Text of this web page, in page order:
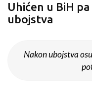
Uhićen u BiH
ubojstva
Nakon ubojstva